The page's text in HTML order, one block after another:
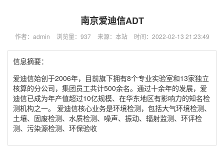
南京爱迪信ADT
作者：admin 浏览量：937 来源：本站 时间：2022-02-13 21:23:49
信息摘要：
爱迪信始创于2006年，目前旗下拥有8个专业实验室和13家独立
核算的分公司，集团员工共计500余名。通过十余年的发展，爱
迪信已成为年产值超过10亿规模、在华东地区有影响力的知名检
测机构之一。 爱迪信核心业务是环境检测，包括大气环境检测、
土壤、固废检测、水质检测、噪声、振动、辐射监测、环评检
测、污染源检测、环保验收